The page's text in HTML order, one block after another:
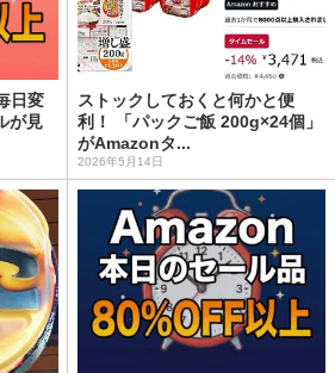
日変
が見
ストックしておくと何かと便
利！ 「パックご飯 200g×24個」
がAmazonタ...
2026年5月14日